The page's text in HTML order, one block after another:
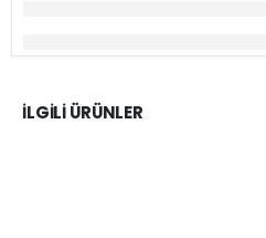
İLGILI ÜRÜNLER